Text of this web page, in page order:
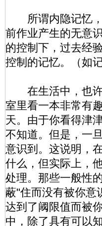
所谓内隐记忆，
前作业产生的无意
的控制下，过去经
控制的记忆。（如
在生活中，也许
室里看一本非常有
天。由于你看得津
不知道。但是，一
意识到。这说明，
什么，但实际上，
处理。那些一般性
蔽"住而没有被你意
达到了阈限值而被
中，除了具有可以